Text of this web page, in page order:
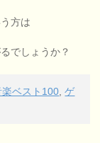
方は
でしょうか？
ベスト100 ,ゲ